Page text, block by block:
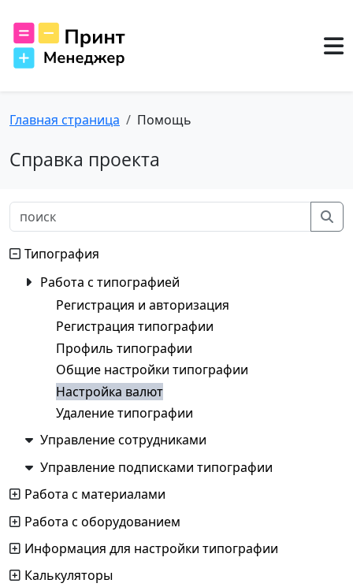
Главная страница Помощь
Справка проекта
Типография
Работа с типографией
Регистрация и авторизация
Регистрация типографии
Профиль типографии
Общие настройки типографии
Настройка валют
Удаление типографии
Управление сотрудниками
Управление подписками типографии
Работа с материалами
Работа с оборудованием
Информация для настройки типографии
Калькуляторы